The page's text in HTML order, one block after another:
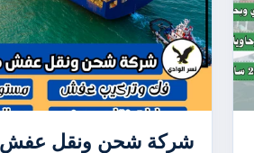
شركة شحن ونقل عفش